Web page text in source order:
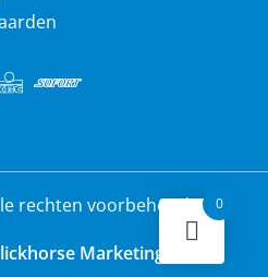
rechten voorbehouden
Marketing
0